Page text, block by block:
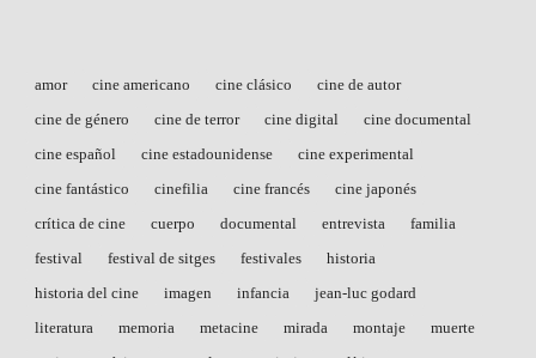
amor cine americano cine clásico
cine de autor
cine de género
cine de terror cine digital
cine documental
cine español
cine estadounidense
cine experimental
cine fantástico
cinefilia cine francés
cine japonés
crítica de cine
cuerpo documental entrevista
familia
festival
festival de sitges festivales
historia
historia del cine
imagen infancia
jean-luc godard
literatura
memoria metacine mirada montaje
muerte